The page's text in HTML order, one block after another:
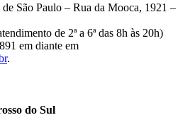
São Paulo – Rua da Mooca, 1921 –
de 2ª a 6ª das 8h às 20h)
em diante em
.
do Sul